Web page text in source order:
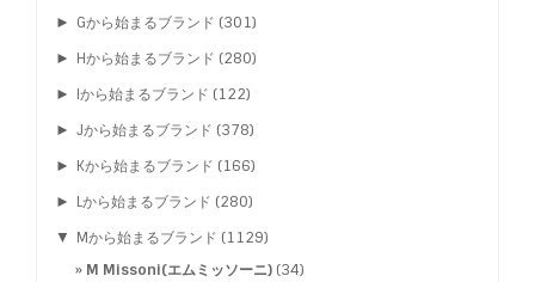
► Gから始まるブランド (301)
► Hから始まるブランド (280)
► Iから始まるブランド (122)
► Jから始まるブランド (378)
► Kから始まるブランド (166)
► Lから始まるブランド (280)
▼ Mから始まるブランド (1129)
M Missoni(エムミッソーニ) (34)